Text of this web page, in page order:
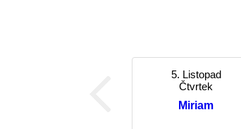
5. Listopad
Čtvrtek
Miriam